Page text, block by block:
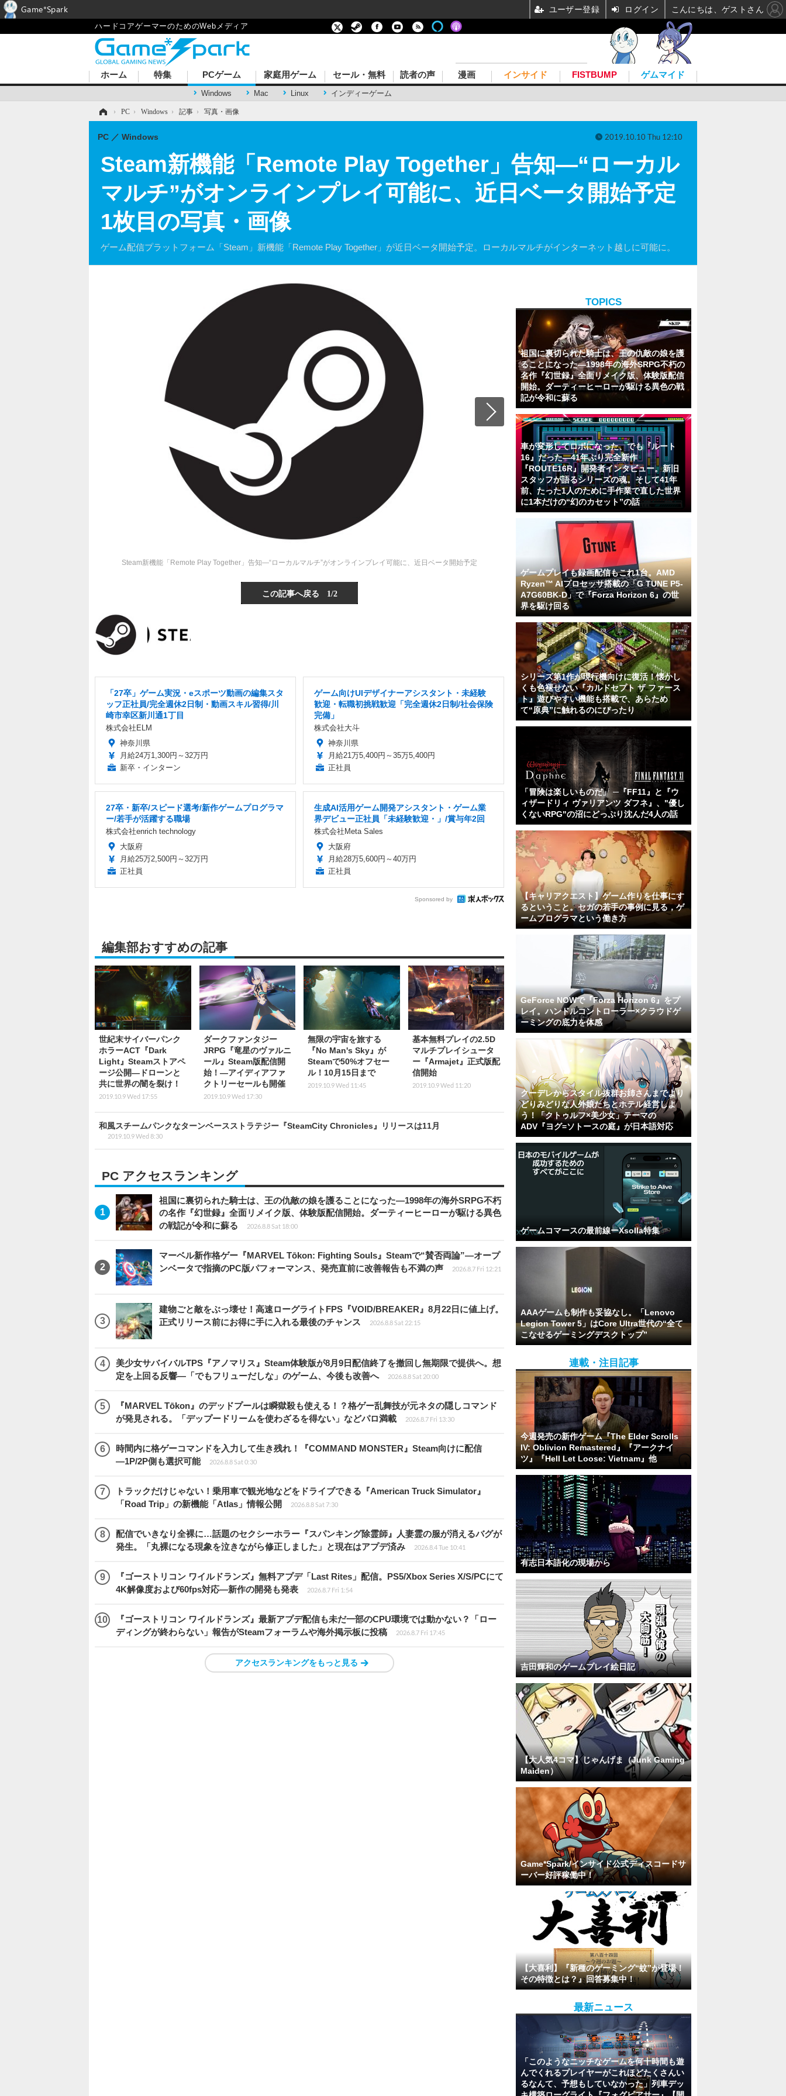
ハードコアゲーマーのためのWebメディア
ホーム 特集 PCゲーム
Windows Mac Linux インディーゲーム
家庭用ゲーム セール・無料 読者の声 漫画 インサイド FISTBUMP ゲムマイド
› PC › Windows › 記事 › 写真・画像
Steam新機能「Remote Play Together」告知―“ローカル
マルチ”がオンラインプレイ可能に、近日ベータ開始予定
1枚目の写真・画像
ゲーム配信プラットフォーム「Steam」新機能「Remote Play Together」が近日ベータ開始予定。ローカルマルチがインターネット越しに可能に。
PC Windows 2019.10.10 Thu 12:10
Steam新機能「Remote Play Together」告知―“ローカルマルチ”がオンラインプレイ可能に、近日ベータ開始予定
この記事へ戻る 1/2
「27卒」ゲーム実況・eスポーツ動画の編集スタ
ッフ正社員/完全週休2日制・動画スキル習得/川
崎市幸区新川通1丁目
株式会社ELM
神奈川県
月給24万1,300円～32万円
新卒・インターン
ゲーム向けUIデザイナーアシスタント・未経験
歓迎・転職初挑戦歓迎「完全週休2日制/社会保険
完備」
株式会社大斗
神奈川県
月給21万5,400円～35万5,400円
正社員
27卒・新卒/スピード選考/新作ゲームプログラマ
ー/若手が活躍する職場
株式会社enrich technology
大阪府
月給25万2,500円～32万円
正社員
生成AI活用ゲーム開発アシスタント・ゲーム業
界デビュー正社員「未経験歓迎・」/賞与年2回
株式会社Meta Sales
大阪府
月給28万5,600円～40万円
正社員
Sponsored by
編集部おすすめの記事
世紀末サイバーパンク
ホラーACT『Dark
Light』Steamストアペ
ージ公開―ドローンと
共に世界の闇を裂け！
2019.10.9 Wed 17:55
ダークファンタジー
JRPG『竜星のヴァルニ
ール』Steam版配信開
始！―アイディアファ
クトリーセールも開催
2019.10.9 Wed 17:30
無限の宇宙を旅する
『No Man's Sky』が
Steamで50%オフセー
ル！10月15日まで
2019.10.9 Wed 11:45
基本無料プレイの2.5D
マルチプレイシュータ
ー『Armajet』正式版配
信開始
2019.10.9 Wed 11:20
和風スチームパンクなターンベースストラテジー『SteamCity Chronicles』リリースは11月
2019.10.9 Wed 8:30
PC アクセスランキング
祖国に裏切られた騎士は、王の仇敵の娘を護ることになった―1998年の海外SRPG不朽
の名作『幻世録』全面リメイク版、体験版配信開始。ダーティーヒーローが駆ける異色
の戦記が令和に蘇る
2026.8.8 Sat 18:00
マーベル新作格ゲー『MARVEL Tōkon: Fighting Souls』Steamで“賛否両論”―オープ
ンベータで指摘のPC版パフォーマンス、発売直前に改善報告も不満の声
2026.8.7 Fri 12:21
建物ごと敵をぶっ壊せ！高速ローグライトFPS『VOID/BREAKER』8月22日に値上げ。
正式リリース前にお得に手に入れる最後のチャンス
2026.8.8 Sat 22:15
美少女サバイバルTPS『アノマリス』Steam体験版が8月9日配信終了を撤回し無期限で提供へ。想
定を上回る反響―「でもフリューだしな」のゲーム、今後も改善へ
2026.8.8 Sat 20:00
『MARVEL Tōkon』のデッドプールは瞬獄殺も使える！？格ゲー乱舞技が元ネタの隠しコマンド
が発見される。「デップードリームを使わざるを得ない」などパロ満載
2026.8.7 Fri 13:30
時間内に格ゲーコマンドを入力して生き残れ！『COMMAND MONSTER』Steam向けに配信
―1P/2P側も選択可能
2026.8.8 Sat 0:30
トラックだけじゃない！乗用車で観光地などをドライブできる『American Truck Simulator』
「Road Trip」の新機能「Atlas」情報公開
2026.8.8 Sat 7:30
配信でいきなり全裸に…話題のセクシーホラー『スパンキング除霊師』人妻霊の服が消えるバグが
発生。「丸裸になる現象を泣きながら修正しました」と現在はアプデ済み
2026.8.4 Tue 10:41
『ゴーストリコン ワイルドランズ』無料アプデ「Last Rites」配信。PS5/Xbox Series X/S/PCにて
4K解像度および60fps対応―新作の開発も発表
2026.8.7 Fri 1:54
『ゴーストリコン ワイルドランズ』最新アプデ配信も未だ一部のCPU環境では動かない？「ロー
ディングが終わらない」報告がSteamフォーラムや海外掲示板に投稿
2026.8.7 Fri 17:45
アクセスランキングをもっと見る
TOPICS
祖国に裏切られた騎士は、王の仇敵の娘を護
ることになった―1998年の海外SRPG不朽の
名作『幻世録』全面リメイク版、体験版配信
開始。ダーティーヒーローが駆ける異色の戦
記が令和に蘇る
車が変形してロボになった、でも『ルート
16』だった―41年ぶり完全新作
『ROUTE16R』開発者インタビュー。新旧
スタッフが語るシリーズの魂。そして41年
前、たった1人のために手作業で直した世界
に1本だけの“幻のカセット”の話
ゲームプレイも録画配信もこれ1台。AMD
Ryzen™ AIプロセッサ搭載の「G TUNE P5-
A7G60BK-D」で『Forza Horizon 6』の世
界を駆け回る
シリーズ第1作が現行機向けに復活！懐かし
くも色褪せない『カルドセプト ザ ファース
ト』遊びやすい機能も搭載で、あらため
て“原典”に触れるのにぴったり
「冒険は楽しいものだ」 ─『FF11』と『ウ
ィザードリィ ヴァリアンツ ダフネ』、"優し
くないRPG"の沼にどっぷり沈んだ4人の話
【キャリアクエスト】ゲーム作りを仕事にす
るということ。セガの若手の事例に見る，ゲ
ームプログラマという働き方
GeForce NOWで『Forza Horizon 6』をプ
レイ。ハンドルコントローラー×クラウドゲ
ーミングの底力を体感
クーデレからスタイル抜群お姉さんまでより
どりみどりな人外娘たちとホテル経営しよ
う！「クトゥルフ×美少女」テーマの
ADV『ヨグ=ソトースの庭』が日本語対応
ゲームコマースの最前線ーXsolla特集
AAAゲームも制作も妥協なし。「Lenovo
Legion Tower 5」はCore Ultra世代の“全て
こなせるゲーミングデスクトップ”
連載・注目記事
今週発売の新作ゲーム『The Elder Scrolls
IV: Oblivion Remastered』『アークナイ
ツ』『Hell Let Loose: Vietnam』他
有志日本語化の現場から
吉田輝和のゲームプレイ絵日記
【大人気4コマ】じゃんげま（Junk Gaming
Maiden）
Game*Spark/インサイド公式ディスコードサ
ーバー好評稼働中！
【大喜利】『新種のゲーミング“蚊”が登場！
その特徴とは？』回答募集中！
最新ニュース
「このようなニッチなゲームを何十時間も遊
んでくれるプレイヤーがこれほどたくさんい
るなんて、予想もしていなかった」列車デッ
Game*Spark ユーザー登録 ログイン こんにちは、ゲストさん